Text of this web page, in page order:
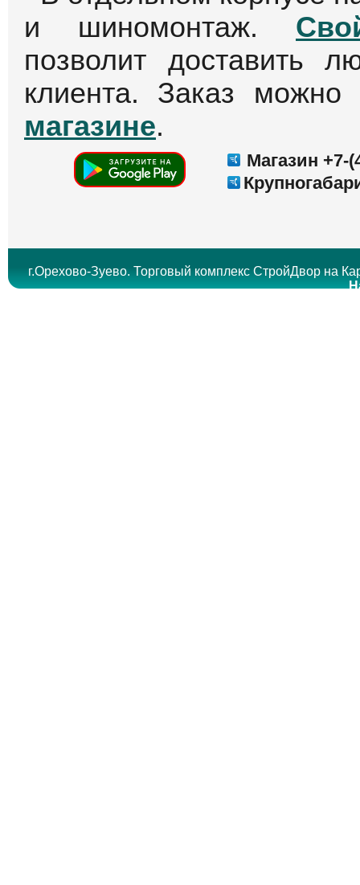
и шиномонтаж.
позволит доставить
клиента. Заказ
магазине.
Магазин +7-
г.Орехово-Зуево. Торговый комплекс СтройДвор на